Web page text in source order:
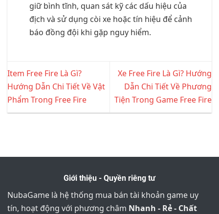
giữ bình tĩnh, quan sát kỹ các dấu hiệu của
địch và sử dụng còi xe hoặc tín hiệu để cảnh
báo đồng đội khi gặp nguy hiểm.
Item Free Fire Là Gì?
Hướng Dẫn Chi Tiết Về Vật
Phẩm Trong Free Fire
Xe Free Fire Là Gì? Hướng
Dẫn Chi Tiết Về Phương
Tiện Trong Game Free Fire
Giới thiệu - Quyền riêng tư
NubaGame là hệ thống mua bán tài khoản game uy
tín, hoạt động với phương châm Nhanh - Rẻ - Chất